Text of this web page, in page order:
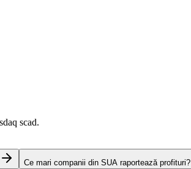
scad.
Ce mari companii din SUA raportează profituri?